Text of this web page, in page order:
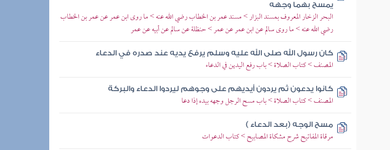
يمسح بهما وجهه
البحر الزخار المعروف بمسند البزار > مسند عمر بن الخطاب رضي الله عنه > ما روى ابن عمر عن عمر بن الخطاب
رضي الله عنه > ما روى سالم عن ابن عمر عن عمر > حنظلة عن سالم عن أبيه عن عمر
كان رسول الله صلى الله عليه وسلم يرفع يديه عند صدره في الدعاء
المصنف > كتاب الصلاة > باب رفع اليدين في الدعاء
كانوا يدعون ثم يردون أيديهم على وجوهم ليردوا الدعاء والبركة
المصنف > كتاب الصلاة > باب مسح الرجل وجهه بيده إذا دعا
مسح الوجه (بعد الدعاء )
مرقاة المفاتيح شرح مشكاة المصابيح > كتاب الدعوات